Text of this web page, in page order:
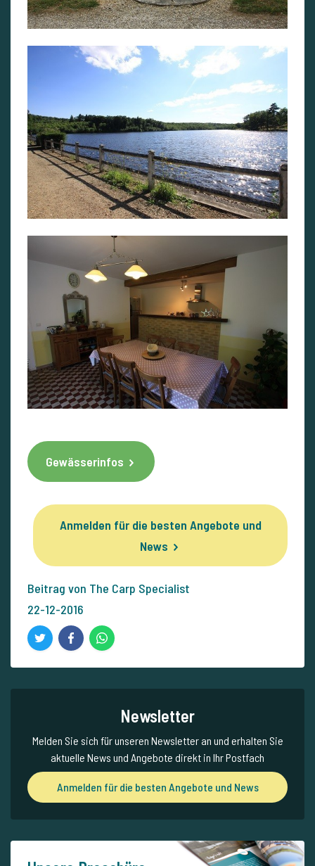
Gewässerinfos
Anmelden für die besten Angebote und
News
Beitrag von The Carp Specialist
22-12-2016
Newsletter
Melden Sie sich für unseren Newsletter an und erhalten Sie
aktuelle News und Angebote direkt in Ihr Postfach
Anmelden für die besten Angebote und News